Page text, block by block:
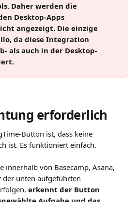
Daher werden die
Desktop-Apps
angezeigt. Die einzige
da diese Integration
als auch in der Desktop-
erforderlich
Button ist, dass keine
ist. Es funktioniert einfach.
innerhalb von Basecamp, Asana,
der unten aufgeführten
erkennt der Button